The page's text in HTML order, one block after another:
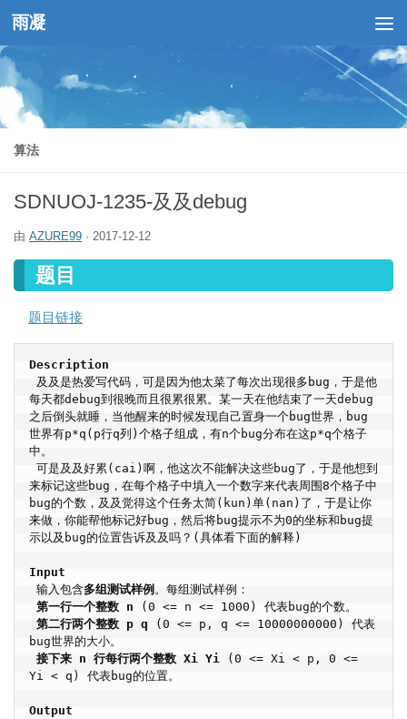
跳至内容
雨凝
算法
SDNUOJ-1235-及及debug
由 AZURE99 · 2017-12-12
题目
题目链接
Description
每天都debug到很晚而且很累很累。某一天在他结束了一天debug
之后倒头就睡，当他醒来的时候发现自己置身一个bug世界，bug
世界有p*q(p行q列)个格子组成，有n个bug分布在这p*q个格子
中。
来标记这些bug，在每个格子中填入一个数字来代表周围8个格子中
bug的个数，及及觉得这个任务太简(kun)单(nan)了，于是让你
来做，你能帮他标记好bug，然后将bug提示不为0的坐标和bug提
示以及bug的位置告诉及及吗？(具体看下面的解释)
Input
输入包含多组测试样例 。每组测试样例：
第一行一个整数 n
(0 <= n <= 1000) 代表bug的个数。
第二行两个整数 p q
(0 <= p, q <= 10000000000) 代表
bug世界的大小。
接下来 n 行每行两个整数 Xi Yi
(0 <= Xi < p, 0 <=
Yi < q) 代表bug的位置。
Output